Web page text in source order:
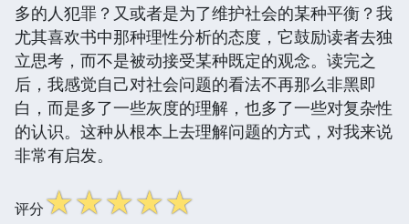
多的人犯罪？又或者是为了维护社会的某种平衡？我
尤其喜欢书中那种理性分析的态度，它鼓励读者去独
立思考，而不是被动接受某种既定的观念。读完之
后，我感觉自己对社会问题的看法不再那么非黑即
白，而是多了一些灰度的理解，也多了一些对复杂性
的认识。这种从根本上去理解问题的方式，对我来说
非常有启发。
评分☆☆☆☆☆